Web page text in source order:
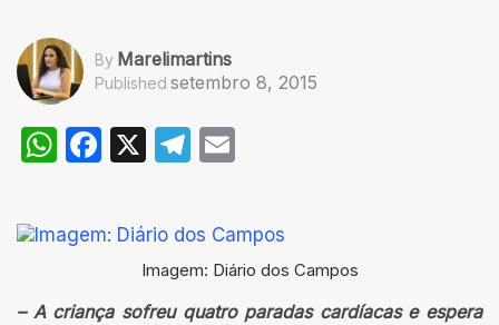
By Marelimartins
Published setembro 8, 2015
WhatsApp
Facebook
X Telegram
Imagem: Diário dos Campos
– A criança sofreu quatro paradas cardíacas e espera